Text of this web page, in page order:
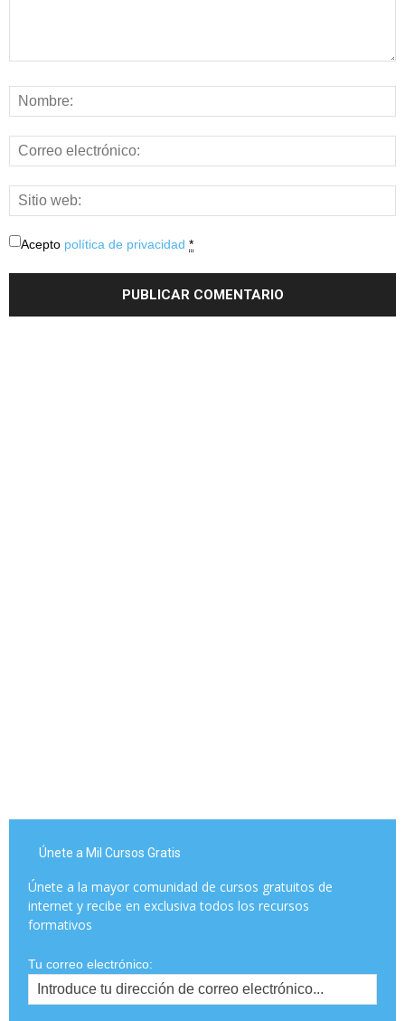
Acepto política de privacidad *
Únete a Mil Cursos Gratis
Únete a la mayor comunidad de cursos gratuitos de
internet y recibe en exclusiva todos los recursos
formativos
Tu correo electrónico: